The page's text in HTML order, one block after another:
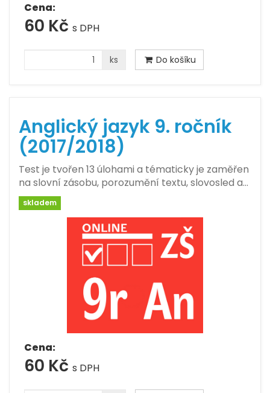
Cena:
60 Kč s DPH
ks Do košíku
Anglický jazyk 9. ročník
(2017/2018)
Test je tvořen 13 úlohami a tématicky je zaměřen
na slovní zásobu, porozumění textu, slovosled a…
skladem
Cena:
60 Kč s DPH